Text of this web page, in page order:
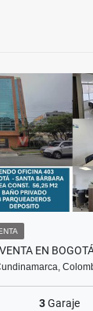
3Garaje